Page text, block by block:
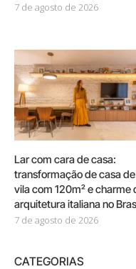
7 de agosto de 2026
Lar com cara de casa:
transformação de casa de
vila com 120m² e charme
arquitetura italiana no
7 de agosto de 2026
CATEGORIAS